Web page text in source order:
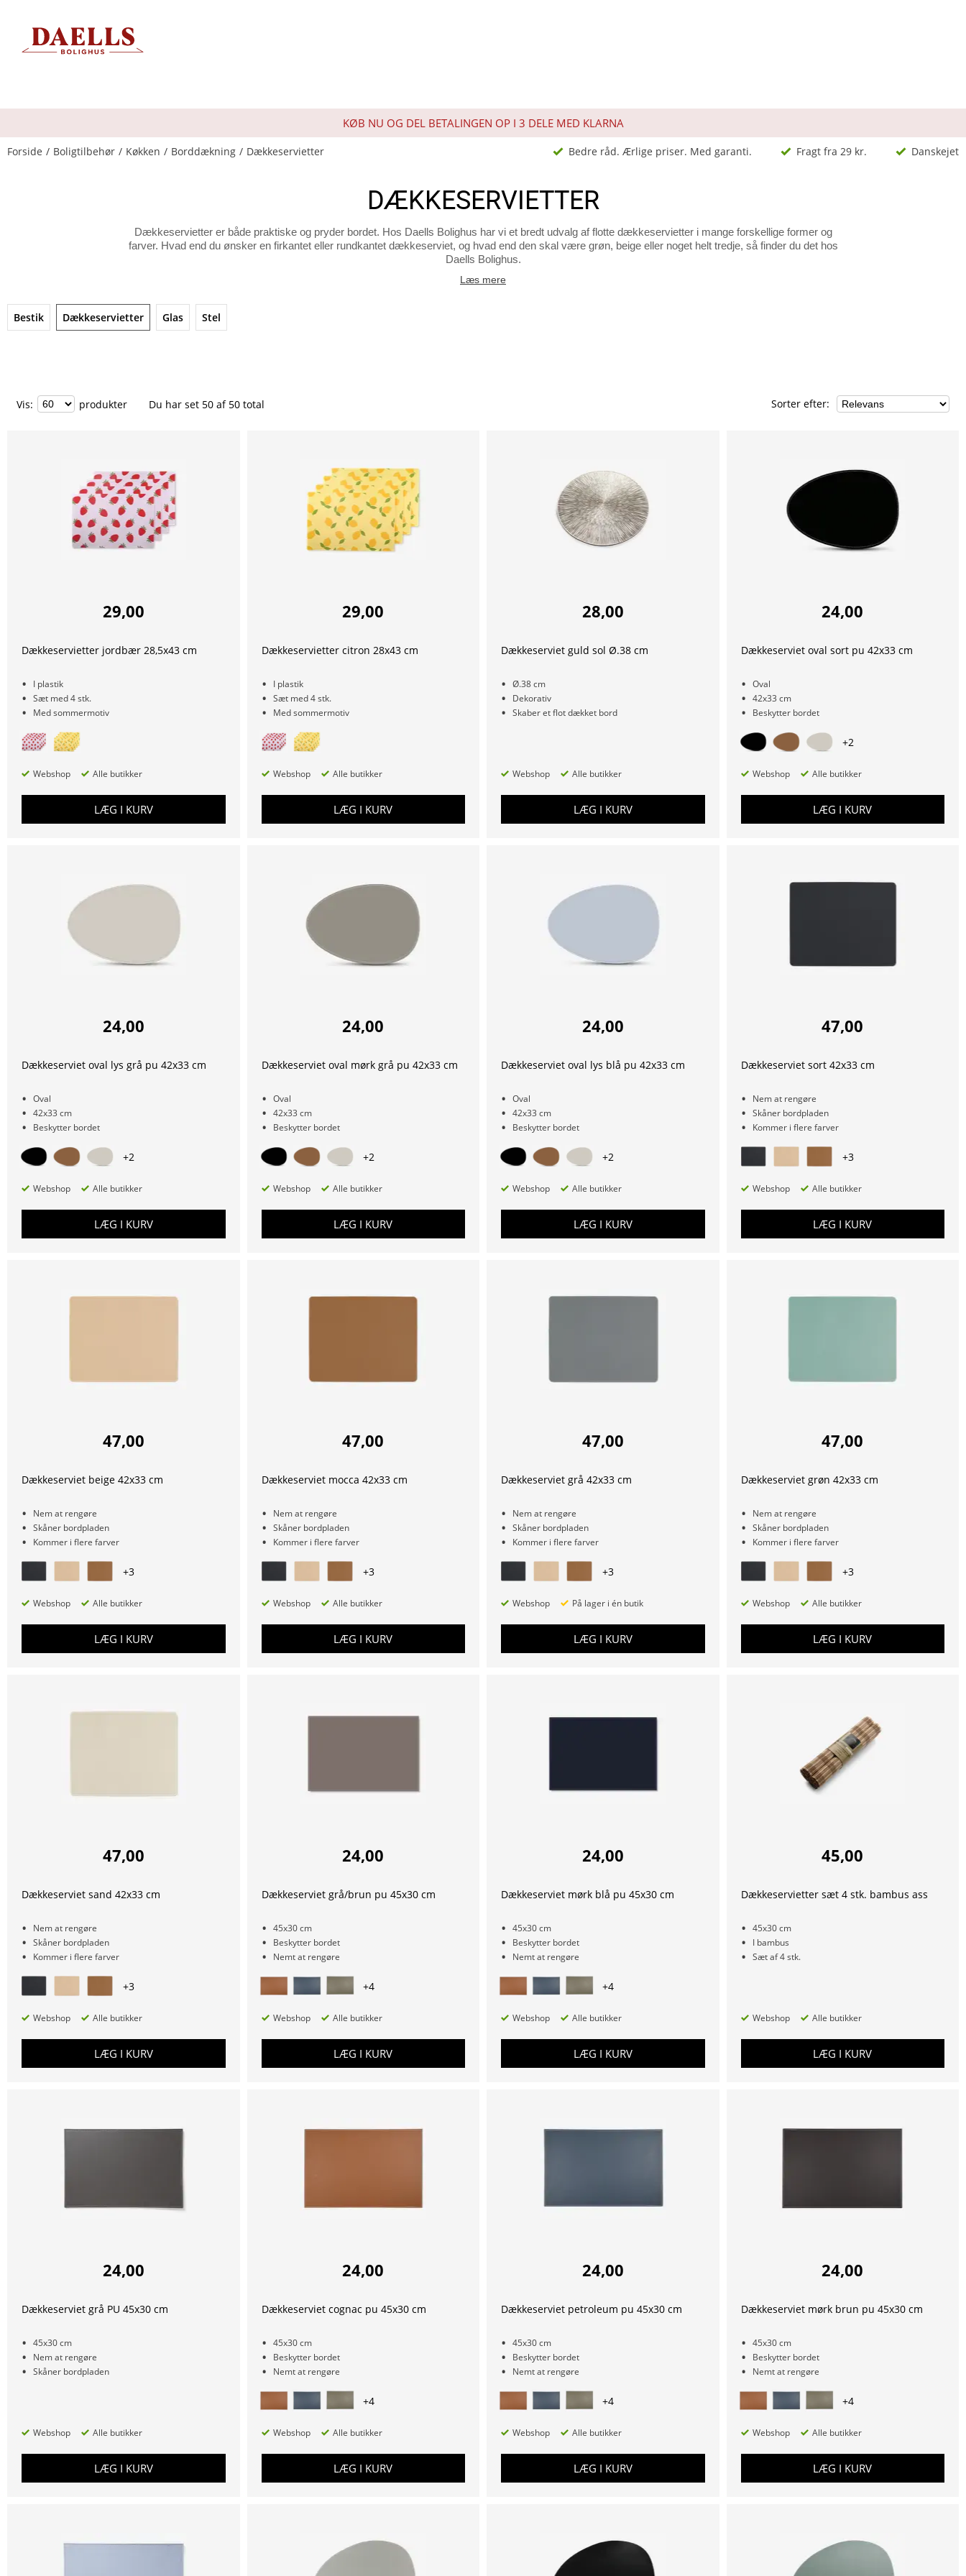
KØB NU OG DEL BETALINGEN OP I 3 DELE MED KLARNA
Forside Boligtilbehør Køkken Borddækning Dækkeservietter Bedre råd. Ærlige priser. Med garanti. Fragt fra 29 kr. Danskejet
DÆKKESERVIETTER
Dækkeservietter er både praktiske og pryder bordet. Hos Daells Bolighus har vi et bredt udvalg af flotte dækkeservietter i mange forskellige former og
farver. Hvad end du ønsker en firkantet eller rundkantet dækkeserviet, og hvad end den skal være grøn, beige eller noget helt tredje, så finder du det hos
Daells Bolighus.
Læs mere
Bestik Dækkeservietter Glas Stel
Vis: produkter Du har set 50 af 50 total Sorter efter:
29,00
Dækkeservietter jordbær 28,5x43 cm
I plastik
Sæt med 4 stk.
Med sommermotiv
Webshop Alle butikker
LÆG I KURV
29,00
Dækkeservietter citron 28x43 cm
I plastik
Sæt med 4 stk.
Med sommermotiv
Webshop Alle butikker
LÆG I KURV
28,00
Dækkeserviet guld sol Ø.38 cm
Ø.38 cm
Dekorativ
Skaber et flot dækket bord
Webshop Alle butikker
LÆG I KURV
24,00
Dækkeserviet oval sort pu 42x33 cm
Oval
42x33 cm
Beskytter bordet
+2
Webshop Alle butikker
LÆG I KURV
24,00
Dækkeserviet oval lys grå pu 42x33 cm
Oval
42x33 cm
Beskytter bordet
+2
Webshop Alle butikker
LÆG I KURV
24,00
Dækkeserviet oval mørk grå pu 42x33 cm
Oval
42x33 cm
Beskytter bordet
+2
Webshop Alle butikker
LÆG I KURV
24,00
Dækkeserviet oval lys blå pu 42x33 cm
Oval
42x33 cm
Beskytter bordet
+2
Webshop Alle butikker
LÆG I KURV
47,00
Dækkeserviet sort 42x33 cm
Nem at rengøre
Skåner bordpladen
Kommer i flere farver
+3
Webshop Alle butikker
LÆG I KURV
47,00
Dækkeserviet beige 42x33 cm
Nem at rengøre
Skåner bordpladen
Kommer i flere farver
+3
Webshop Alle butikker
LÆG I KURV
47,00
Dækkeserviet mocca 42x33 cm
Nem at rengøre
Skåner bordpladen
Kommer i flere farver
+3
Webshop Alle butikker
LÆG I KURV
47,00
Dækkeserviet grå 42x33 cm
Nem at rengøre
Skåner bordpladen
Kommer i flere farver
+3
Webshop På lager i én butik
LÆG I KURV
47,00
Dækkeserviet grøn 42x33 cm
Nem at rengøre
Skåner bordpladen
Kommer i flere farver
+3
Webshop Alle butikker
LÆG I KURV
47,00
Dækkeserviet sand 42x33 cm
Nem at rengøre
Skåner bordpladen
Kommer i flere farver
+3
Webshop Alle butikker
LÆG I KURV
24,00
Dækkeserviet grå/brun pu 45x30 cm
45x30 cm
Beskytter bordet
Nemt at rengøre
+4
Webshop Alle butikker
LÆG I KURV
24,00
Dækkeserviet mørk blå pu 45x30 cm
45x30 cm
Beskytter bordet
Nemt at rengøre
+4
Webshop Alle butikker
LÆG I KURV
45,00
Dækkeservietter sæt 4 stk. bambus ass
45x30 cm
I bambus
Sæt af 4 stk.
Webshop Alle butikker
LÆG I KURV
24,00
Dækkeserviet grå PU 45x30 cm
45x30 cm
Nem at rengøre
Skåner bordpladen
Webshop Alle butikker
LÆG I KURV
24,00
Dækkeserviet cognac pu 45x30 cm
45x30 cm
Beskytter bordet
Nemt at rengøre
+4
Webshop Alle butikker
LÆG I KURV
24,00
Dækkeserviet petroleum pu 45x30 cm
45x30 cm
Beskytter bordet
Nemt at rengøre
+4
Webshop Alle butikker
LÆG I KURV
24,00
Dækkeserviet mørk brun pu 45x30 cm
45x30 cm
Beskytter bordet
Nemt at rengøre
+4
Webshop Alle butikker
LÆG I KURV